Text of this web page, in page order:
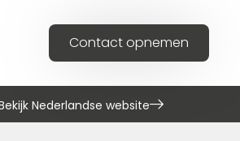
Contact opnemen
Nederlandse website